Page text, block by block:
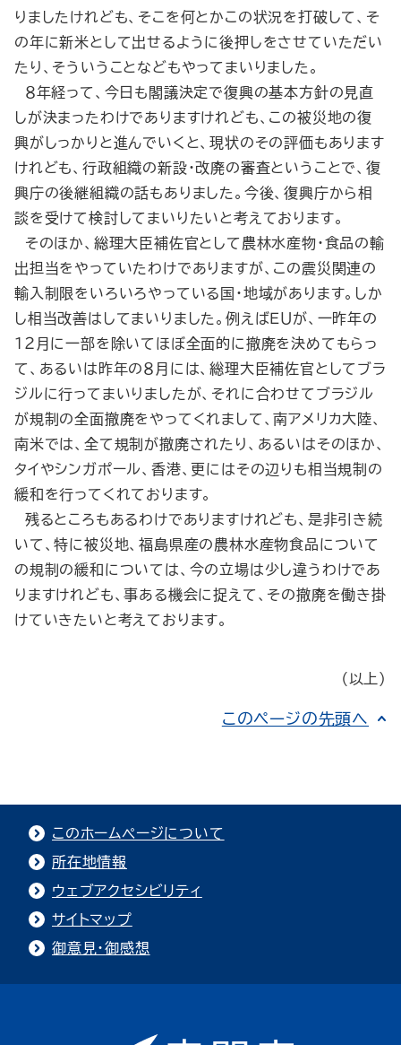
りましたけれども、そこを何とかこの状況を打破して、そ
の年に新米として出せるように後押しをさせていただい
たり、そういうことなどもやってまいりました。
８年経って、今日も閣議決定で復興の基本方針の見直
しが決まったわけでありますけれども、この被災地の復
興がしっかりと進んでいくと、現状のその評価もあります
けれども、行政組織の新設・改廃の審査ということで、復
興庁の後継組織の話もありました。今後、復興庁から相
談を受けて検討してまいりたいと考えております。
そのほか、総理大臣補佐官として農林水産物・食品の輸
出担当をやっていたわけでありますが、この震災関連の
輸入制限をいろいろやっている国・地域があります。しか
し相当改善はしてまいりました。例えばＥＵが、一昨年の
１２月に一部を除いてほぼ全面的に撤廃を決めてもらっ
て、あるいは昨年の８月には、総理大臣補佐官としてブラ
ジルに行ってまいりましたが、それに合わせてブラジル
が規制の全面撤廃をやってくれまして、南アメリカ大陸、
南米では、全て規制が撤廃されたり、あるいはそのほか、
タイやシンガポール、香港、更にはその辺りも相当規制の
緩和を行ってくれております。
残るところもあるわけでありますけれども、是非引き続
いて、特に被災地、福島県産の農林水産物食品について
の規制の緩和については、今の立場は少し違うわけであ
りますけれども、事ある機会に捉えて、その撤廃を働き掛
けていきたいと考えております。
（以上）
このページの先頭へ
このホームページについて
所在地情報
ウェブアクセシビリティ
サイトマップ
御意見・御感想